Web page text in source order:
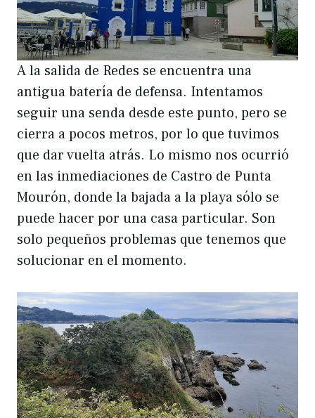
A la salida de Redes se encuentra una
antigua batería de defensa. Intentamos
seguir una senda desde este punto, pero se
cierra a pocos metros, por lo que tuvimos
que dar vuelta atrás. Lo mismo nos ocurrió
en las inmediaciones de Castro de Punta
Mourón, donde la bajada a la playa sólo se
puede hacer por una casa particular. Son
solo pequeños problemas que tenemos que
solucionar en el momento.